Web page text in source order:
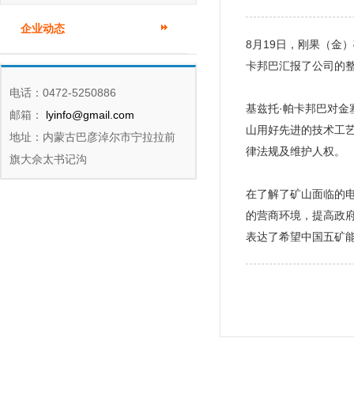
企业动态
电话：0472-5250886
邮箱：
lyinfo@gmail.com
地址：内蒙古巴彦淖尔市宁拉拉前
旗大佘太书记沟
8月19日，刚果（金
卡邦巴汇报了公司的
基兹托·帕卡邦巴对
山用好先进的技术工
律法规及维护人权。
在了解了矿山面临的
的营商环境，提高政
表达了希望中国五矿